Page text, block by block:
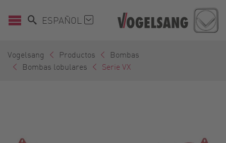
ESPAÑOL
Vogelsang Productos
Bombas
Bombas lobulares
Serie VX